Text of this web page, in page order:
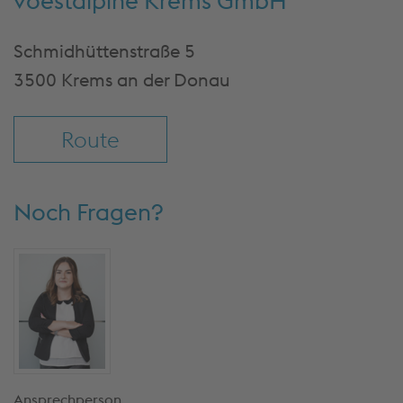
Schmidhüttenstraße 5
3500 Krems an der Donau
Route
Noch Fragen?
Ansprechperson